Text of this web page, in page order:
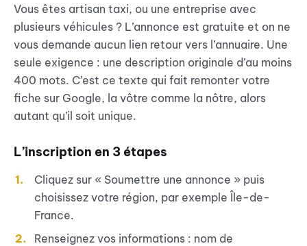
Vous êtes artisan taxi, ou une entreprise avec
plusieurs véhicules ? L’annonce est gratuite et on ne
vous demande aucun lien retour vers l’annuaire. Une
seule exigence : une description originale d’au moins
400 mots. C’est ce texte qui fait remonter votre
fiche sur Google, la vôtre comme la nôtre, alors
autant qu’il soit unique.
L’inscription en 3 étapes
Cliquez sur « Soumettre une annonce » puis
choisissez votre région, par exemple Île-de-
France.
Renseignez vos informations : nom de